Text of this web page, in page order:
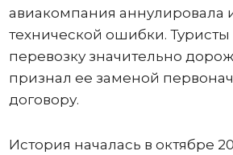
авиакомпания аннулировала
технической ошибки.
перевозку значительно
признал ее заменой
договору.
История началась в октябре